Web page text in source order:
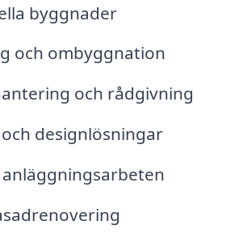
byggnader
och ombyggnation
och rådgivning
designlösningar